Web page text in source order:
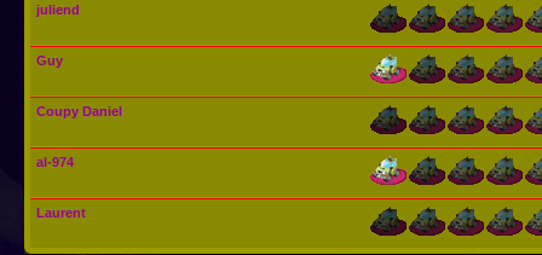
juliend
Guy
Coupy Daniel
al-974
Laurent